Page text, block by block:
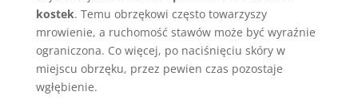
kostek. Temu obrzękowi często towarzyszy
mrowienie, a ruchomość stawów może być wyraźnie
ograniczona. Co więcej, po naciśnięciu skóry w
miejscu obrzęku, przez pewien czas pozostaje
wgłębienie.